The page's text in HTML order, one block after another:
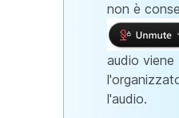
non è
audio
l'audio.